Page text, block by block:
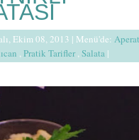
Ekim 08, 2013 | Menü'de:
,Pratik Tarifler,Salata |